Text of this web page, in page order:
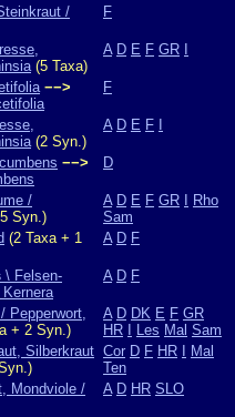
/
F
(5 Taxa)
A D E F GR
−−>
F
(2 Syn.)
A D E F
−−>
D
/
Syn.)
A D E F GR
Rho
Sam
(2 Taxa + 1
A D F
\ Felsen-
A D F
Pepperwort,
+ 2 Syn.)
A D DK E F GR
HR
Les Mal Sam
Silberkraut Cor D F HR
Mal
Ten
Mondviole /
A D HR SLO